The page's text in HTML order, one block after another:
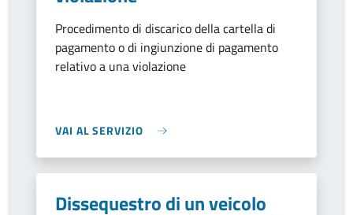
Procedimento di discarico della cartella di
pagamento o di ingiunzione di pagamento
relativo a una violazione
VAI AL SERVIZIO
Dissequestro di un veicolo